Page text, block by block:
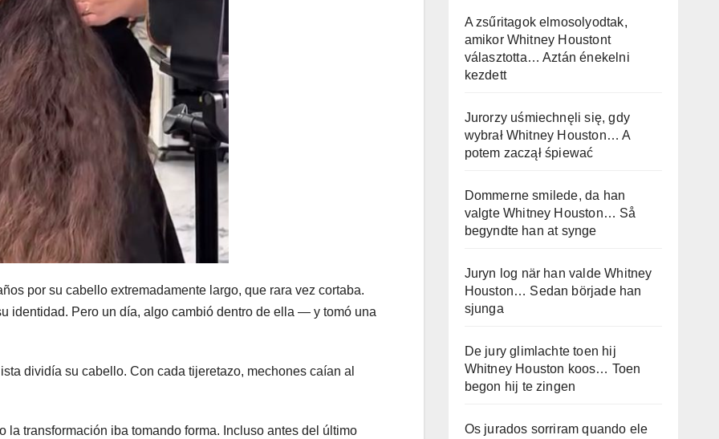
por su cabello extremadamente largo, que rara vez cortaba.
identidad. Pero un día, algo cambió dentro de ella — y tomó una
dividía su cabello. Con cada tijeretazo, mechones caían al
transformación iba tomando forma. Incluso antes del último
A zsűritagok elmosolyodtak,
amikor Whitney Houstont
választotta… Aztán énekelni
kezdett
Jurorzy uśmiechnęli się, gdy
wybrał Whitney Houston… A
potem zaczął śpiewać
Dommerne smilede, da han
valgte Whitney Houston… Så
begyndte han at synge
Juryn log när han valde Whitney
Houston… Sedan började han
sjunga
De jury glimlachte toen hij
Whitney Houston koos… Toen
begon hij te zingen
Os jurados sorriram quando ele